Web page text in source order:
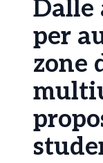
Dalle
per
zone